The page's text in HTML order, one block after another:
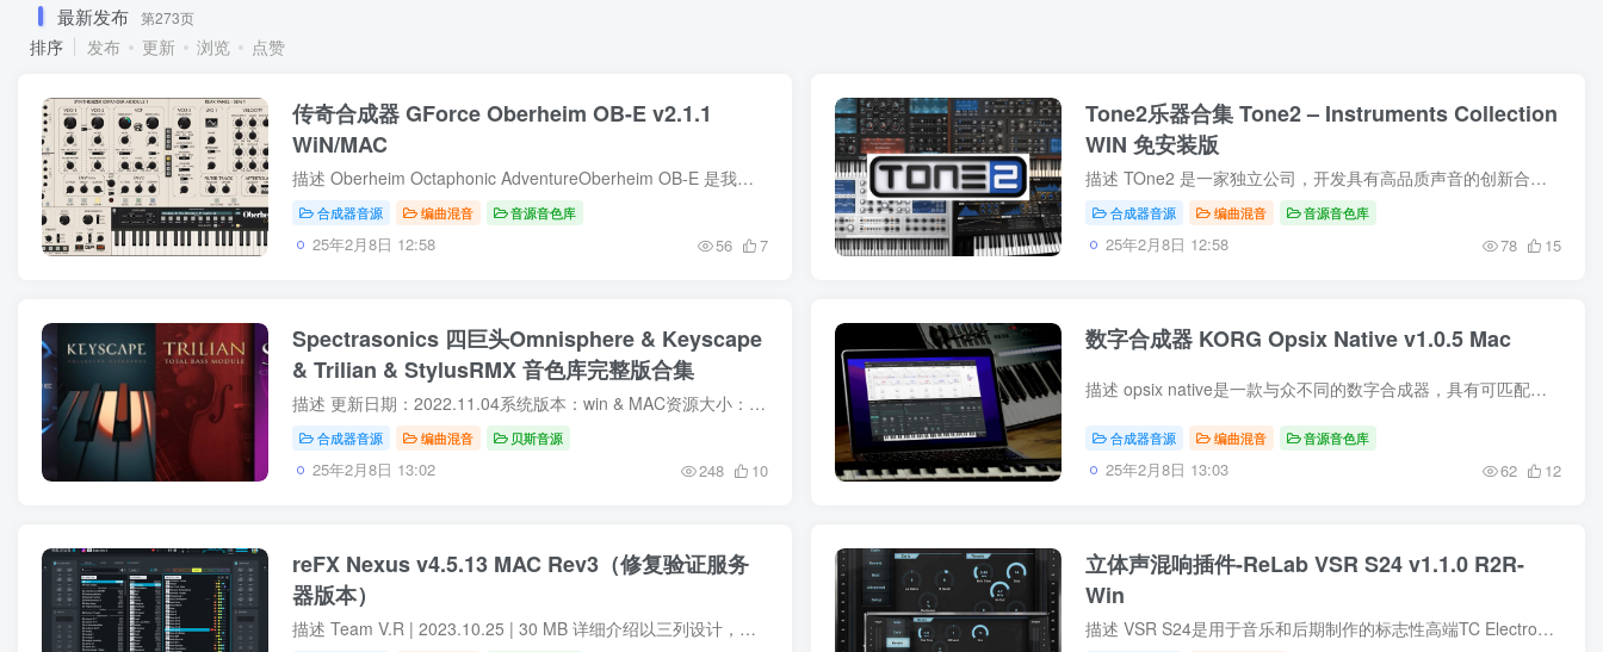
最新发布 第273页
排序 发布 更新 浏览 点赞
传奇合成器 GForce Oberheim OB-E v2.1.1
WiN/MAC
描述 Oberheim Octaphonic AdventureOberheim OB-E 是我们对传奇的 Oberheim 8-Voice 的演绎，也是有史以来第一个获得 Tom Oberheim 个人认可的软件乐器。OB-E 不仅仅是一种模拟，它还提供了一...
合成器音源 编曲混音 音源音色库
25年2月8日 12:58 56 7
Tone2乐器合集 Tone2 – Instruments Collection
WIN 免安装版
描述 TOne2 是一家独立公司，开发具有高品质声音的创新合成器。我们在世界各地拥有大量客户。我们是数字信号处理、声学、声音设计、计算机科学和语音学方面的专家。我们拥有超过 25 年的音频软...
合成器音源 编曲混音 音源音色库
25年2月8日 12:58 78 15
Spectrasonics 四巨头Omnisphere & Keyscape
& Trilian & StylusRMX 音色库完整版合集
描述 更新日期：2022.11.04系统版本：win & MAC资源大小：（压缩后容量） 原厂完整版： Sylus RMX SAGE 17.87 GBKeyscape STEAM 71.76 GBOmnisphere STEAM 53.12 GBTrilian STEAM 20.79 GB ...
合成器音源 编曲混音 贝斯音源
25年2月8日 13:02 248 10
数字合成器 KORG Opsix Native v1.0.5 Mac
描述 opsix native是一款与众不同的数字合成器，具有可匹配的声音。立即探索数百种新鲜、前沿的声音，激发您的下一个音乐项目！借助触手可及的定制功能走得更远。前面板彩色控件可轻松实现声音...
合成器音源 编曲混音 音源音色库
25年2月8日 13:03 62 12
reFX Nexus v4.5.13 MAC Rev3（修复验证服务
器版本）
描述 Team V.R | 2023.10.25 | 30 MB 详细介绍以三列设计，便于轻松导航。为文件夹、类别和预设提供计数器，让你一目了然。 Rev3 - 修复了新的仿冒授权服务器。
立体声混响插件-ReLab VSR S24 v1.1.0 R2R-
Win
描述 VSR S24是用于音乐和后期制作的标志性高端TC Electronic VSS6.1 *算法的详尽立体声模拟。Relab精心捕获了这种复杂而令人振奋的硬件的每一个怪癖和特征。VSR S24插件通过使用完全相同的混响...